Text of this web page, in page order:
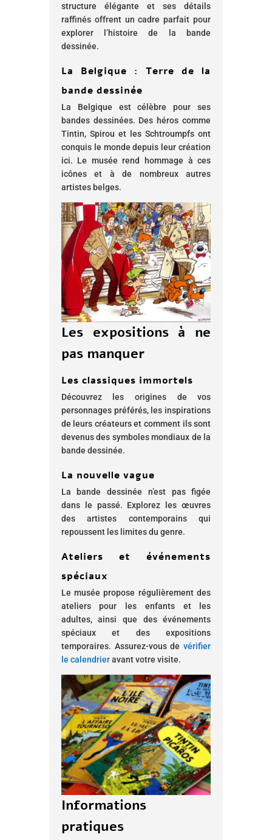
structure élégante et ses détails
raffinés offrent un cadre parfait pour
explorer l’histoire de la bande
dessinée.
La Belgique : Terre de la
bande dessinée
La Belgique est célèbre pour ses
bandes dessinées. Des héros comme
Tintin, Spirou et les Schtroumpfs ont
conquis le monde depuis leur création
ici. Le musée rend hommage à ces
icônes et à de nombreux autres
artistes belges.
Les expositions à ne
pas manquer
Les classiques immortels
Découvrez les origines de vos
personnages préférés, les inspirations
de leurs créateurs et comment ils sont
devenus des symboles mondiaux de la
bande dessinée.
La nouvelle vague
La bande dessinée n’est pas figée
dans le passé. Explorez les œuvres
des artistes contemporains qui
repoussent les limites du genre.
Ateliers et événements
spéciaux
Le musée propose régulièrement des
ateliers pour les enfants et les
adultes, ainsi que des événements
spéciaux et des expositions
temporaires. Assurez-vous devérifier
le calendrieravant votre visite.
Informations
pratiques